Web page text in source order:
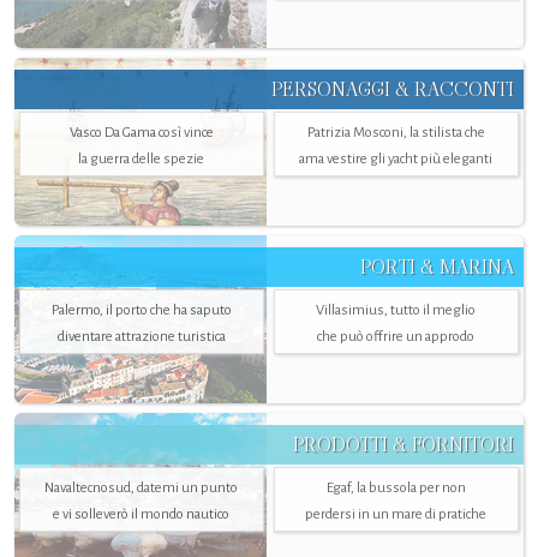
PERSONAGGI & RACCONTI
Vasco Da Gama così vince
la guerra delle spezie
Patrizia Mosconi, la stilista che
ama vestire gli yacht più eleganti
PORTI & MARINA
Palermo, il porto che ha saputo
diventare attrazione turistica
Villasimius, tutto il meglio
che può offrire un approdo
PRODOTTI & FORNITORI
Navaltecnosud, datemi un punto
e vi solleverò il mondo nautico
Egaf, la bussola per non
perdersi in un mare di pratiche